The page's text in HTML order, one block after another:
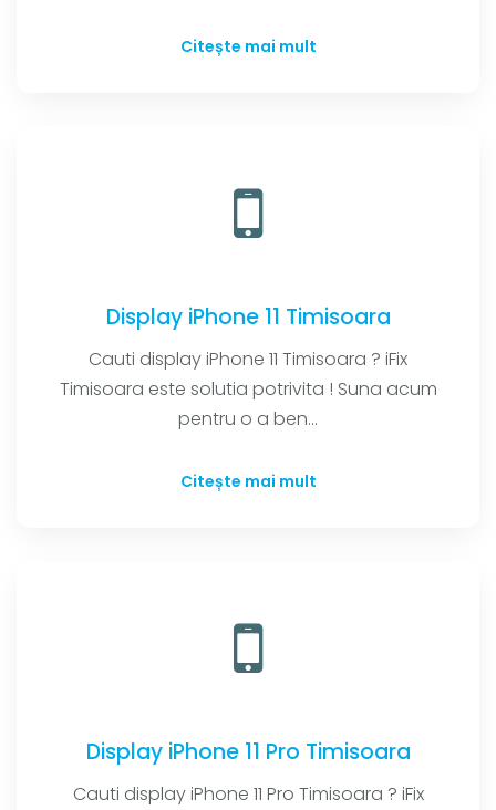
Citește mai mult
Display iPhone 11 Timisoara
Cauti display iPhone 11 Timisoara ? iFix
Timisoara este solutia potrivita ! Suna acum
pentru o a ben...
Citește mai mult
Display iPhone 11 Pro Timisoara
Cauti display iPhone 11 Pro Timisoara ? iFix